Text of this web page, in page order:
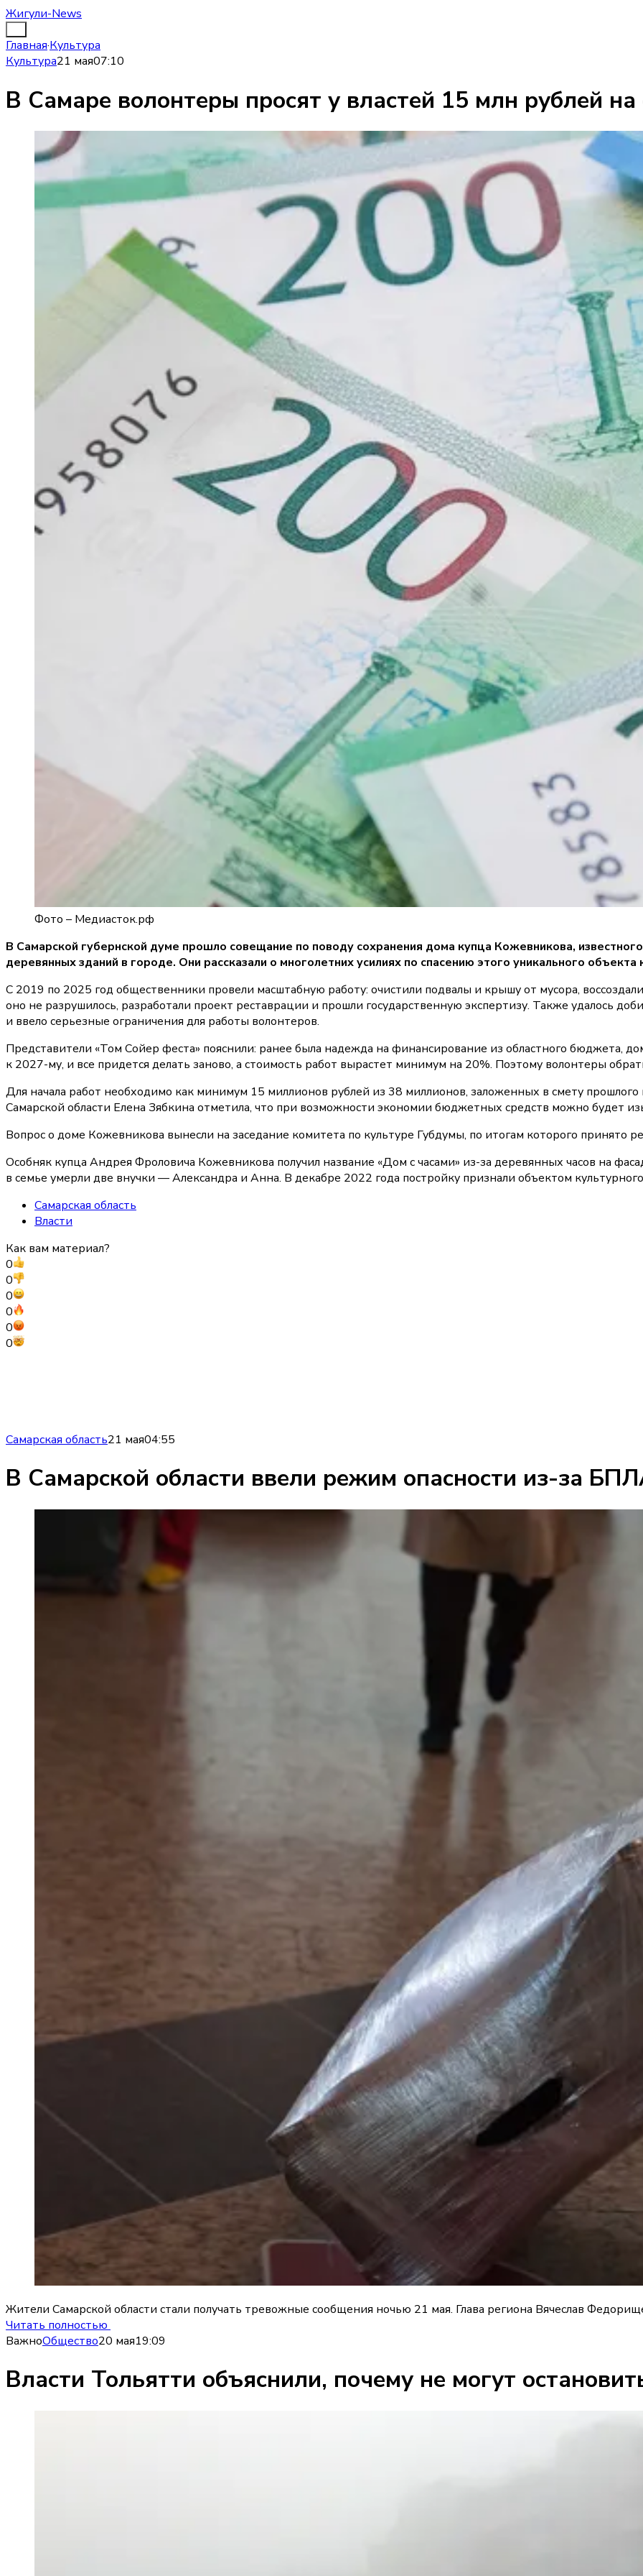
Жигули-News
Главная·Культура
Культура21 мая07:10
В Самаре волонтеры просят у властей 15 млн рублей
Фото – Медиасток.рф
В Самарской губернской думе прошло совещание по поводу сохранения дома купца Кожевникова,
деревянных зданий в городе. Они рассказали о многолетних усилиях по спасению этого уникального объекта
С 2019 по 2025 год общественники провели масштабную работу: очистили подвалы и крышу от мусора,
оно не разрушилось, разработали проект реставрации и прошли государственную экспертизу. Также удалось
и ввело серьезные ограничения для работы волонтеров.
Представители «Том Сойер феста» пояснили: ранее была надежда на финансирование из областного бюджета,
к 2027-му, и все придется делать заново, а стоимость работ вырастет минимум на 20%. Поэтому волонтеры
Для начала работ необходимо как минимум 15 миллионов рублей из 38 миллионов, заложенных в смету
Самарской области Елена Зябкина отметила, что при возможности экономии бюджетных средств можно будет
Вопрос о доме Кожевникова вынесли на заседание комитета по культуре Губдумы, по итогам которого принято
Особняк купца Андрея Фроловича Кожевникова получил название «Дом с часами» из-за деревянных часов на
в семье умерли две внучки — Александра и Анна. В декабре 2022 года постройку признали объектом
Самарская область
Власти
Как вам материал?
0
0
0
0
0
0
Самарская область21 мая04:55
В Самарской области ввели режим опасности из-за
Жители Самарской области стали получать тревожные сообщения ночью 21 мая. Глава региона Вячеслав
Читать полностью
ВажноОбщество20 мая19:09
Власти Тольятти объяснили, почему не могут